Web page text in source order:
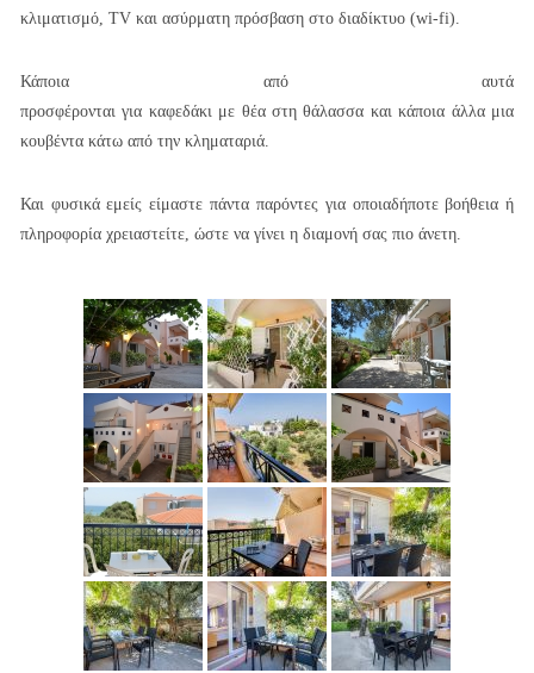
κλιματισμό, TV και ασύρματη πρόσβαση στο διαδίκτυο (wi-fi).
Κάποια από αυτά
προσφέρονται για καφεδάκι με θέα στη θάλασσα και κάποια άλλα μια
κουβέντα κάτω από την κληματαριά.
Και φυσικά εμείς είμαστε πάντα παρόντες για οποιαδήποτε βοήθεια ή
πληροφορία χρειαστείτε, ώστε να γίνει η διαμονή σας πιο άνετη.